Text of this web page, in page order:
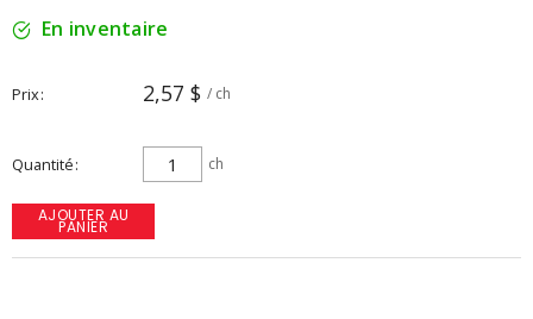
En inventaire
Prix 2,57 $ / ch
Quantité ch
AJOUTER AU
PANIER